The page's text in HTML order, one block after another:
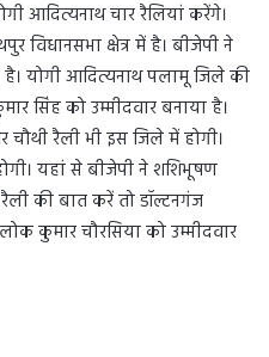
आदित्यनाथ चार रैलियां करेंगे।
विधानसभा क्षेत्र में है। बीजेपी ने
है। योगी आदित्यनाथ पलामू जिले की
सिंह को उम्मीदवार बनाया है।
चौथी रैली भी इस जिले में होगी।
यहां से बीजेपी ने शशिभूषण
की बात करें तो डॉल्टनगंज
कुमार चौरसिया को उम्मीदवार